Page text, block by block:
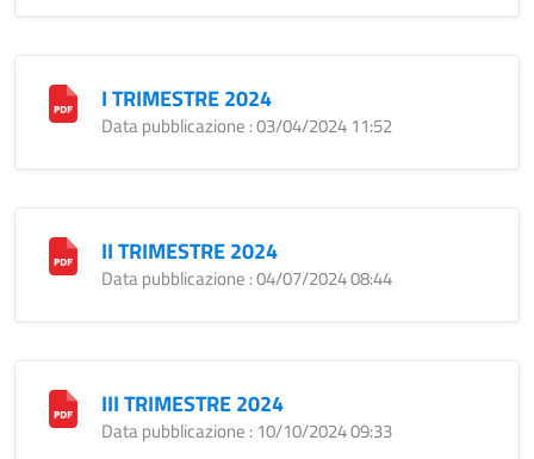
I TRIMESTRE 2024
Data pubblicazione : 03/04/2024 11:52
II TRIMESTRE 2024
Data pubblicazione : 04/07/2024 08:44
III TRIMESTRE 2024
Data pubblicazione : 10/10/2024 09:33